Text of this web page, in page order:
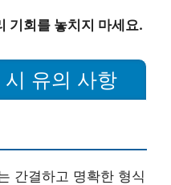
기회를 놓치지 마세요.
유의 사항
간결하고 명확한 형식